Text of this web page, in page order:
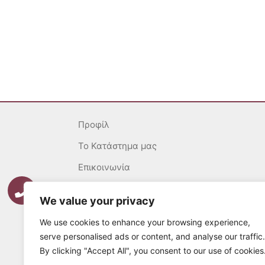
We value your privacy
We use cookies to enhance your browsing experience,
serve personalised ads or content, and analyse our traffic.
By clicking "Accept All", you consent to our use of cookies.
Προφίλ
To Κατάστημα μας
Επικοινωνία
Ασφάλεια Συναλλαγών
Πολιτική επιστροφών
Τρόποι Πληρωμής